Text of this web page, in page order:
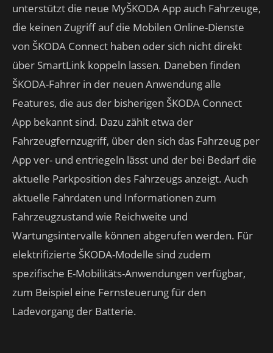
unterstützt die neue MyŠKODA App auch Fahrzeuge,
die keinen Zugriff auf die Mobilen Online-Dienste
von ŠKODA Connect haben oder sich nicht direkt
über SmartLink koppeln lassen. Daneben finden
ŠKODA-Fahrer in der neuen Anwendung alle
Features, die aus der bisherigen ŠKODA Connect
App bekannt sind. Dazu zählt etwa der
Fahrzeugfernzugriff, über den sich das Fahrzeug per
App ver- und entriegeln lässt und der bei Bedarf die
aktuelle Parkposition des Fahrzeugs anzeigt. Auch
aktuelle Fahrdaten und Informationen zum
Fahrzeugzustand wie Reichweite und
Wartungsintervalle können abgerufen werden. Für
elektrifizierte ŠKODA-Modelle sind zudem
spezifische E-Mobilitäts-Anwendungen verfügbar,
zum Beispiel eine Fernsteuerung für den
Ladevorgang der Batterie.